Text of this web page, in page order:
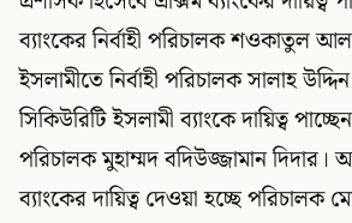
ব্যাংকের নির্বাহী পরিচালক শওকাতুল
ইসলামীতে নির্বাহী পরিচালক সালাহ
সিকিউরিটি ইসলামী ব্যাংকে দায়িত্ব
পরিচালক মুহাম্মদ বদিউজ্জামান দিদার।
ব্যাংকের দায়িত্ব দেওয়া হচ্ছে